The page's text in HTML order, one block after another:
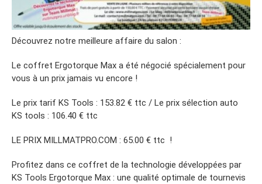
Découvrez notre meilleure affaire du salon :
Le coffret Ergotorque Max a été négocié spécialement pour
vous à un prix jamais vu encore !
Le prix tarif KS Tools : 153.82 € ttc / Le prix sélection auto
KS tools : 106.40 € ttc
LE PRIX MILLMATPRO.COM : 65.00 € ttc !
Profitez dans ce coffret de la technologie développées par
KS Tools Ergotorque Max : une qualité optimale de tournevis